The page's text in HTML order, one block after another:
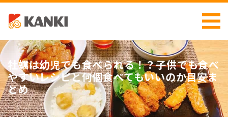
牡蠣は幼児でも食べられる！？子供でも食べ
やすいレシピと何個食べてもいいのか目安ま
とめ